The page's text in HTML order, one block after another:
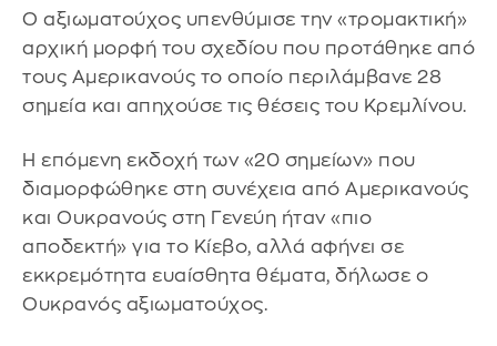
Ο αξιωματούχος υπενθύμισε την «τρομακτική»
αρχική μορφή του σχεδίου που προτάθηκε από
τους Αμερικανούς το οποίο περιλάμβανε 28
σημεία και απηχούσε τις θέσεις του Κρεμλίνου.
Η επόμενη εκδοχή των «20 σημείων» που
διαμορφώθηκε στη συνέχεια από Αμερικανούς
και Ουκρανούς στη Γενεύη ήταν «πιο
αποδεκτή» για το Κίεβο, αλλά αφήνει σε
εκκρεμότητα ευαίσθητα θέματα, δήλωσε ο
Ουκρανός αξιωματούχος.